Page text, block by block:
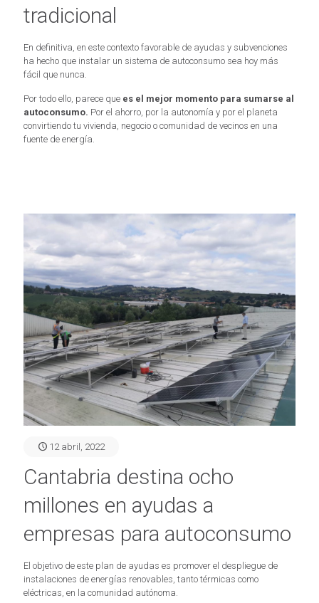
tradicional
En definitiva, en este contexto favorable de ayudas y subvenciones
ha hecho que instalar un sistema de autoconsumo sea hoy más
fácil que nunca.
Por todo ello, parece que es el mejor momento para sumarse al
autoconsumo. Por el ahorro, por la autonomía y por el planeta
convirtiendo tu vivienda, negocio o comunidad de vecinos en una
fuente de energía.
12 abril, 2022
Cantabria destina ocho
millones en ayudas a
empresas para autoconsumo
El objetivo de este plan de ayudas es promover el despliegue de
instalaciones de energías renovables, tanto térmicas como
eléctricas, en la comunidad autónoma.